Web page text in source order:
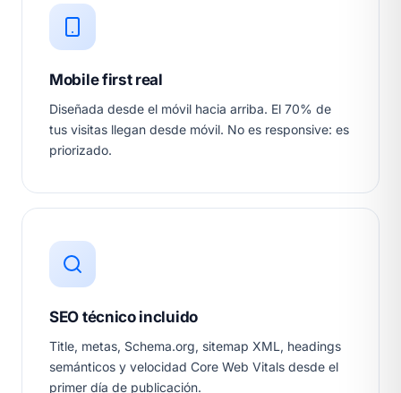
Mobile first real
Diseñada desde el móvil hacia arriba. El 70% de
tus visitas llegan desde móvil. No es responsive: es
priorizado.
SEO técnico incluido
Title, metas, Schema.org, sitemap XML, headings
semánticos y velocidad Core Web Vitals desde el
primer día de publicación.